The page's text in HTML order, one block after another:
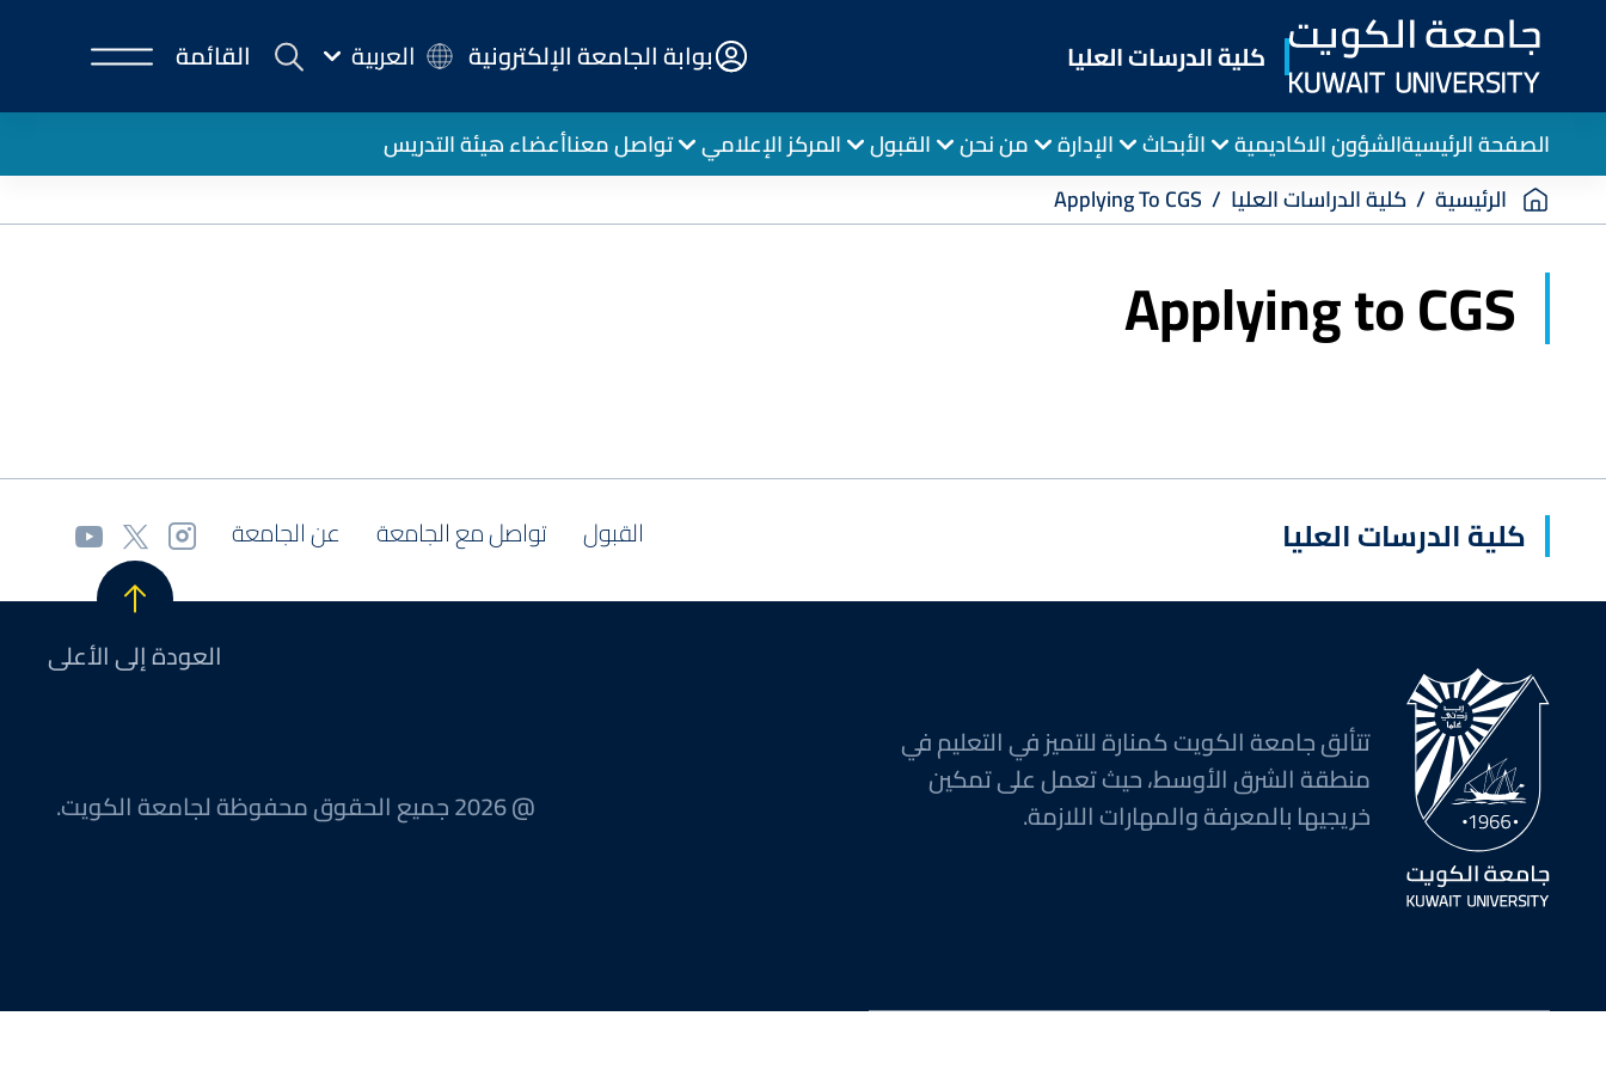
content
كلية الدرسات العليا E-
Portal
بوابة الجامعة الإلكترونية العربية القائمة
الصفحة الرئيسيةالشؤون الاكاديمية الأبحاث الإدارة من نحن القبول المركز الإعلامي تواصل معناأعضاء هيئة التدريس
Breadcrumb
الرئيسية كلية الدراسات العليا Applying To CGS
Applying to CGS
كلية الدرسات العليا القبول تواصل مع الجامعة عن الجامعة
العودة إلى الأعلى
تتألق جامعة الكويت كمنارة للتميز في التعليم في
منطقة الشرق الأوسط، حيث تعمل على تمكين
خريجيها بالمعرفة والمهارات اللازمة.
@ 2026 جميع الحقوق محفوظة لجامعة الكويت.